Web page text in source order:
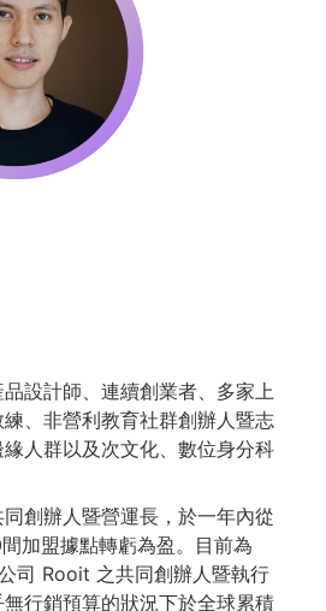
設計師、連續創業者、多家上
、非營利教育社群創辦人暨志
人群以及次文化、數位身分科
創辦人暨營運長，於一年內從
加盟據點轉虧為盈。目前為
司 Rooit 之共同創辦人暨執行
行銷預算的狀況下於全球累積